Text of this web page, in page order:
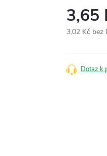
3,65
3,02 Kč bez
cena:
Dotaz k